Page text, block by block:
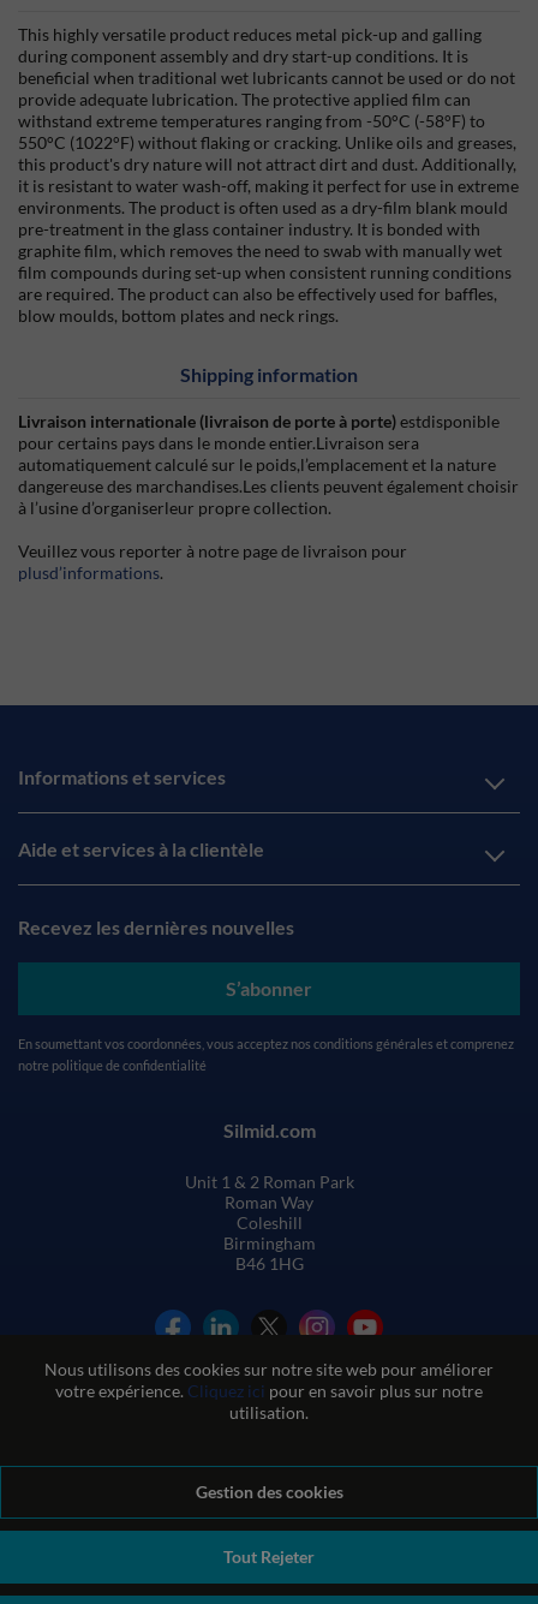
Nous utilisons des cookies sur notre site web pour améliorer
votre expérience. Cliquez ici pour en savoir plus sur notre
utilisation.
Gestion des cookies
Tout Rejeter
This highly versatile product reduces metal pick-up and galling
during component assembly and dry start-up conditions. It is
beneficial when traditional wet lubricants cannot be used or do not
provide adequate lubrication. The protective applied film can
withstand extreme temperatures ranging from -50°C (-58°F) to
550°C (1022°F) without flaking or cracking. Unlike oils and greases,
this product's dry nature will not attract dirt and dust. Additionally,
it is resistant to water wash-off, making it perfect for use in extreme
environments. The product is often used as a dry-film blank mould
pre-treatment in the glass container industry. It is bonded with
graphite film, which removes the need to swab with manually wet
film compounds during set-up when consistent running conditions
are required. The product can also be effectively used for baffles,
blow moulds, bottom plates and neck rings.
Shipping information
Livraison internationale (livraison de porte à porte)estdisponible
pour certains pays dans le monde entier.Livraison sera
automatiquement calculé sur le poids,l’emplacement et la nature
dangereuse des marchandises.Les clients peuvent également choisir
à l’usine d’organiserleur propre collection.
Veuillez vous reporter à notre page de livraison pour
plusd’informations.
Informations et services
Aide et services à la clientèle
Recevez les dernières nouvelles
S’abonner
En soumettant vos coordonnées, vous acceptez nos conditions générales et comprenez
notre politique de confidentialité
Silmid.com
Unit 1 & 2 Roman Park
Roman Way
Coleshill
Birmingham
B46 1HG
Conditions générales de vente
Conditions d'utilisation du site web
Politique de confidentialité et de cookies
Politique de qualité
Politique environnementale
Déclaration sur l'esclavage moderne